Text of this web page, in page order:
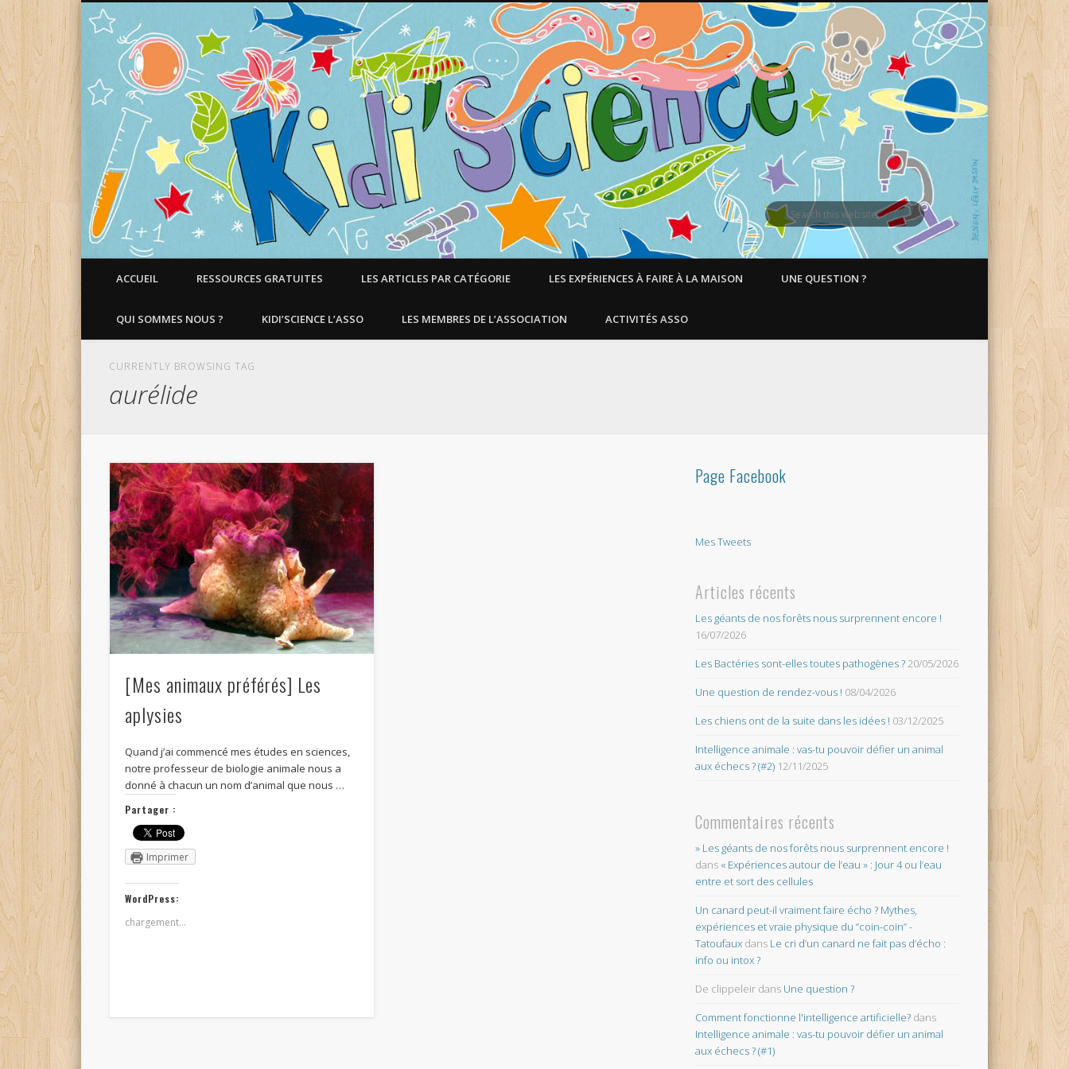
Faire aimer les Sciences aux Enfants !
ACCUEIL RESSOURCES GRATUITES LES ARTICLES PAR CATÉGORIE LES EXPÉRIENCES À FAIRE À LA MAISON UNE QUESTION ?
QUI SOMMES NOUS ? KIDI’SCIENCE L’ASSO LES MEMBRES DE L’ASSOCIATION ACTIVITÉS ASSO
CURRENTLY BROWSING TAG
aurélide
[Mes animaux préférés] Les
aplysies
Quand j’ai commencé mes études en sciences,
notre professeur de biologie animale nous a
donné à chacun un nom d’animal que nous …
Partager :
Imprimer
WordPress:
chargement…
Page Facebook
Mes Tweets
Articles récents
Les géants de nos forêts nous surprennent encore !
16/07/2026
Les Bactéries sont-elles toutes pathogènes ?20/05/2026
Une question de rendez-vous ! 08/04/2026
Les chiens ont de la suite dans les idées ! 03/12/2025
Intelligence animale : vas-tu pouvoir défier un animal
aux échecs ? (#2) 12/11/2025
Commentaires récents
» Les géants de nos forêts nous surprennent encore !
dans « Expériences autour de l’eau » : Jour 4 ou l’eau
entre et sort des cellules
Un canard peut-il vraiment faire écho ? Mythes,
expériences et vraie physique du “coin-coin” -
Tatoufaux dans Le cri d’un canard ne fait pas d’écho :
info ou intox ?
De clippeleir dans Une question ?
Comment fonctionne l'intelligence artificielle? dans
Intelligence animale : vas-tu pouvoir défier un animal
aux échecs ? (#1)